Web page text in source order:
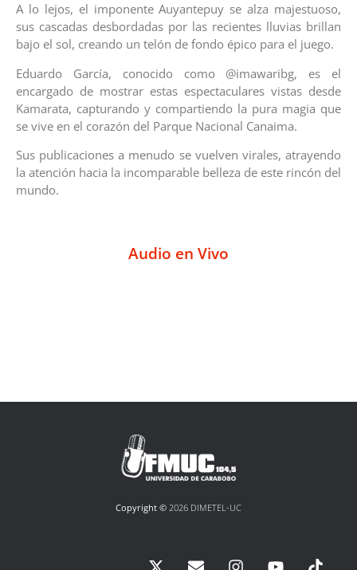
A lo lejos, el imponente Auyantepuy se alza majestuoso,
sus cascadas desbordadas por las recientes lluvias brillan
bajo el sol, creando un telón de fondo épico para el juego.
Eduardo García, conocido como @imawaribg, es el
encargado de mostrar estas espectaculares vistas desde
Kamarata, capturando y compartiendo la pura magia que
se vive en el corazón del Parque Nacional Canaima.
Sus publicaciones a menudo se vuelven virales, atrayendo
la atención hacia la incomparable belleza de este rincón del
mundo.
Audio en Vivo
Copyright © 2026 DIMETEL-UC